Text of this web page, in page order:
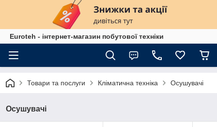
Euroteh - інтернет-магазин побутової техніки
Товари та послуги Кліматична техніка Осушувачі
Осушувачі